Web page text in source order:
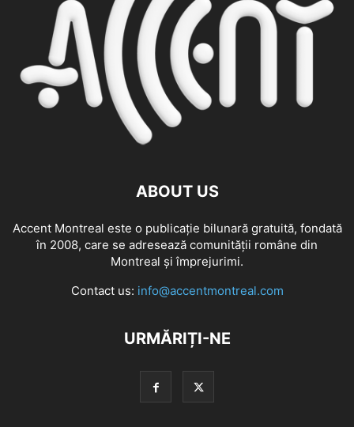
ABOUT US
Accent Montreal este o publicație bilunară gratuită, fondată
în 2008, care se adresează comunităţii române din
Montreal şi împrejurimi.
Contact us: info@accentmontreal.com
URMĂRIȚI-NE